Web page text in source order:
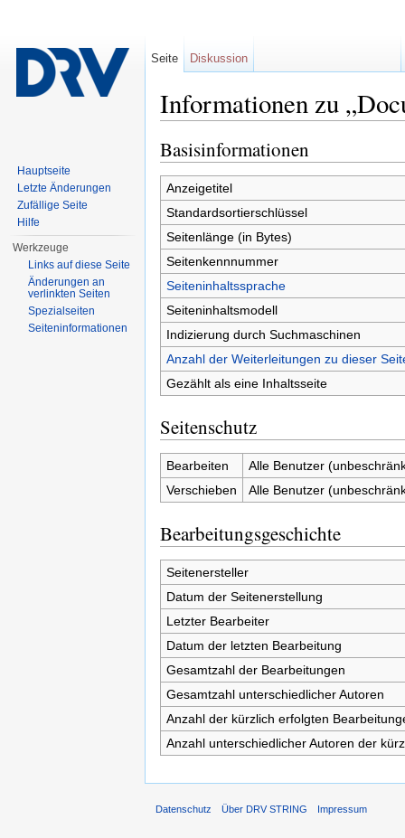
Informationen zu
Basisinformationen
Anzeigetitel
Standardsortierschlüssel
Seitenlänge (in Bytes)
Seitenkennnummer
Seiteninhaltssprache
Seiteninhaltsmodell
Indizierung durch Suchmaschinen
Anzahl der Weiterleitungen zu dieser
Gezählt als eine Inhaltsseite
Seitenschutz
Bearbeiten
Alle Benutzer
Verschieben
Alle Benutzer
Bearbeitungsgeschichte
Seitenersteller
Datum der Seitenerstellung
Letzter Bearbeiter
Datum der letzten Bearbeitung
Gesamtzahl der Bearbeitungen
Gesamtzahl unterschiedlicher Autoren
Anzahl der kürzlich erfolgten
Anzahl unterschiedlicher Autoren der
Seite Diskussion
Hauptseite
Letzte Änderungen
Zufällige Seite
Hilfe
Werkzeuge
Links auf diese Seite
Änderungen an
verlinkten Seiten
Spezialseiten
Seiten­informationen
Datenschutz Über DRV STRING Impressum